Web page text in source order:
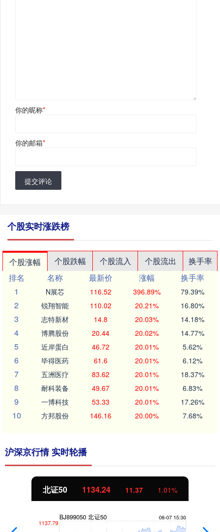
你的昵称*
你的邮箱*
提交评论
个股实时涨跌榜
个股涨幅 个股跌幅 个股流入 个股流出
换手率
排名
名称 最新价 涨幅
换手率
1
N展芯 116.52 396.89% 79.39%
2 锐翔智能 110.02 20.21% 16.80%
3 志特新材 14.8 20.03% 14.18%
4 博腾股份 20.44 20.02% 14.77%
5 近岸蛋白 46.72 20.01% 5.62%
6 毕得医药 61.6 20.01% 6.12%
7 五洲医疗 83.62 20.01% 18.37%
8 耐科装备 49.67 20.01% 6.83%
9 一博科技 53.33 20.01% 17.26%
10 方邦股份 146.16 20.00% 7.68%
沪深京行情 实时轮播
北证50 1134.24 11.37 1.01%